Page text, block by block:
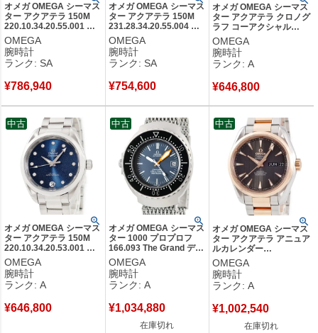
オメガ OMEGA シーマス
ター アクアテラ 150M
220.10.34.20.55.001 新
品同様 純正ダイヤ シェ
ル メンズ レディース 腕
時計自動巻き ホワイト
【中古】新品同様品
OMEGA
腕時計
ランク: SA
¥786,940
オメガ OMEGA シーマス
ター アクアテラ 150M
231.28.34.20.55.004 新
品同様 K18YG×SS 純正
ダイヤ 白 レディース 腕
時計自動巻き ホワイト
【中古】新品同様品
OMEGA
腕時計
ランク: SA
¥754,600
オメガ OMEGA シーマス
ター アクアテラ クロノグ
ラフ コーアクシャル
150M
231.13.44.50.04.001 白
メンズ 腕時計自動巻き ホ
ワイト 【中古】中古美品
OMEGA
腕時計
ランク: A
¥646,800
オメガ OMEGA シーマス
ター アクアテラ 150M
220.10.34.20.53.001 純
正ダイヤ グロッシー 青
デイト レディース 腕時
計自動巻き ブルー 【中
古】中古美品
OMEGA
腕時計
ランク: A
¥646,800
中古
オメガ OMEGA シーマス
ター 1000 プロプロフ
166.093 The Grand デイ
ト 逆回転防止ベゼル ヴ
ィンテージ メンズ 腕時
計自動巻き ネイビー
【中古】中古美品
OMEGA
腕時計
ランク: A
¥1,034,880
在庫切れ
中古
オメガ OMEGA シーマス
ター アクアテラ アニュア
ルカレンダー
231.20.39.22.06.001
K18RG×SS コンビ メン
ズ 腕時計自動巻き グレー
【中古】中古美品
OMEGA
腕時計
ランク: A
¥1,002,540
在庫切れ
中古